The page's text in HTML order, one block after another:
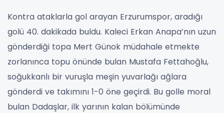
Kontra ataklarla gol arayan Erzurumspor, aradığı
golü 40. dakikada buldu. Kaleci Erkan Anapa’nın uzun
gönderdiği topa Mert Günok müdahale etmekte
zorlanınca topu önünde bulan Mustafa Fettahoğlu,
soğukkanlı bir vuruşla meşin yuvarlağı ağlara
gönderdi ve takımını 1-0 öne geçirdi. Bu golle moral
bulan Dadaşlar, ilk yarının kalan bölümünde